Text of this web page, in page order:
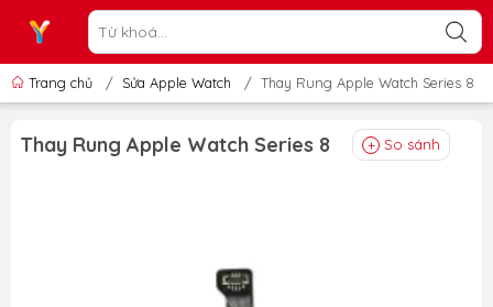
Trang chủ / Sửa Apple Watch / Thay Rung Apple Watch Series 8
Thay Rung Apple Watch Series 8 So sánh